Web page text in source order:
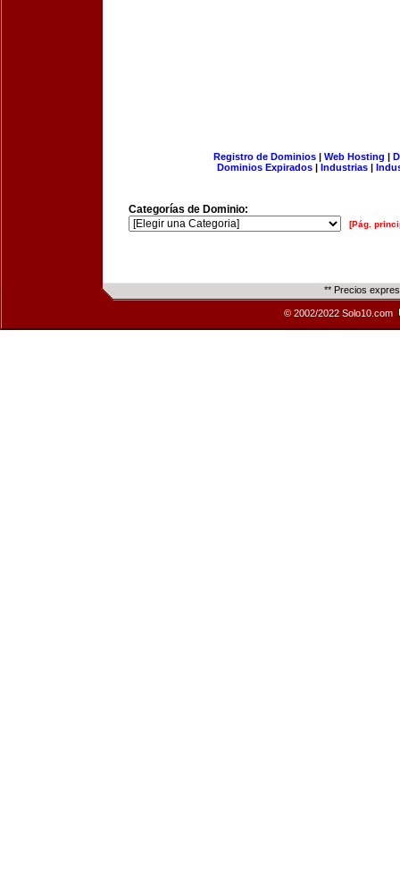
Registro de Dominios| Web Hosting |
Dominios Expirados | Industrias |
Categorías de Dominio:
[Pág.
** Precios
© 2002/2022 Solo10.com